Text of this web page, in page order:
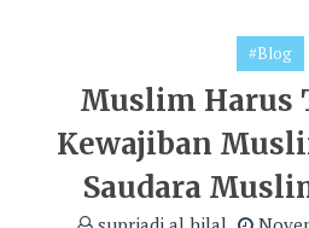
#Blog
Muslim Harus
Kewajiban
Saudara